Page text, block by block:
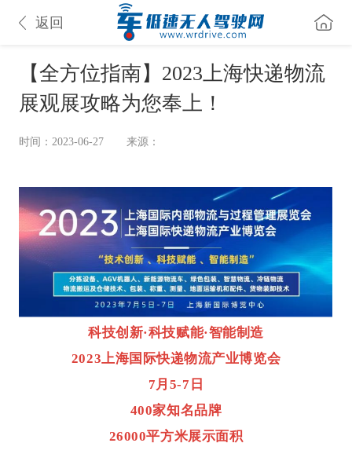
返回
【全方位指南】2023上海快递物流
展观展攻略为您奉上！
时间：2023-06-27 来源：
科技创新·科技赋能·智能制造
2023上海国际快递物流产业博览会
7月5-7日
400家知名品牌
26000平方米展示面积